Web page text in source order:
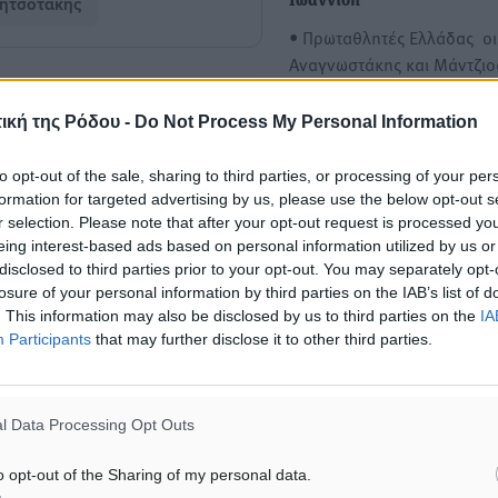
της Ρόδου - Do Not Process My Personal Information
opt-out of the sale, sharing to third parties, or processing of your
for targeted advertising by us, please use the below opt-out
selection. Please note that after your opt-out request is processed
interest-based ads based on personal information utilized by us
to third parties prior to your opt-out. You may separately
of your personal information by third parties on the IAB’s list of
This information may also be disclosed by us to third parties on the
Participants that may further disclose it to other third parties.
Data Processing Opt Outs
opt-out of the Sharing of my personal data.
αναζήτησης
• Πρωταθλητές Ελλάδας οι
Αναγνωστάκης και
Ολυμπιακό η Μαρία
Με τα «ερυθρόλευκα» του
Ολυμπιακού θα αγωνιστεί
Ιωαννίδη στην νέα…
ΕΠΙΣΗΣ
άτυχου Ιάκωβου Θωμά